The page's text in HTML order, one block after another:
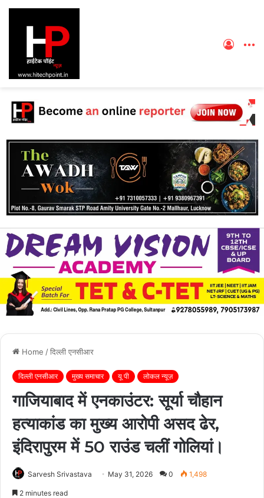
Log
Home /दिल्ली एनसीआर
दिल्ली एनसीआर मुख्य समाचार यू पी लोकल न्यूज़
गाजियाबाद में एनकाउंटर: सूर्या चौहान
हत्याकांड का मुख्य आरोपी असद ढेर,
इंदिरापुरम में 50 राउंड चलीं गोलियां।
Sarvesh Srivastava May 31, 2026 0 1,498
2 minutes read